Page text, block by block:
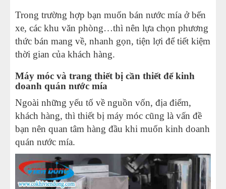
Trong trường hợp bạn muốn bán nước mía ở bến
xe, các khu văn phòng…thì nên lựa chọn phương
thức bán mang về, nhanh gọn, tiện lợi để tiết kiệm
thời gian của khách hàng.
Máy móc và trang thiết bị cần thiết để kinh
doanh quán nước mía
Ngoài những yếu tố về nguồn vốn, địa điểm,
khách hàng, thì thiết bị máy móc cũng là vấn đề
bạn nên quan tâm hàng đầu khi muốn kinh doanh
quán nước mía.